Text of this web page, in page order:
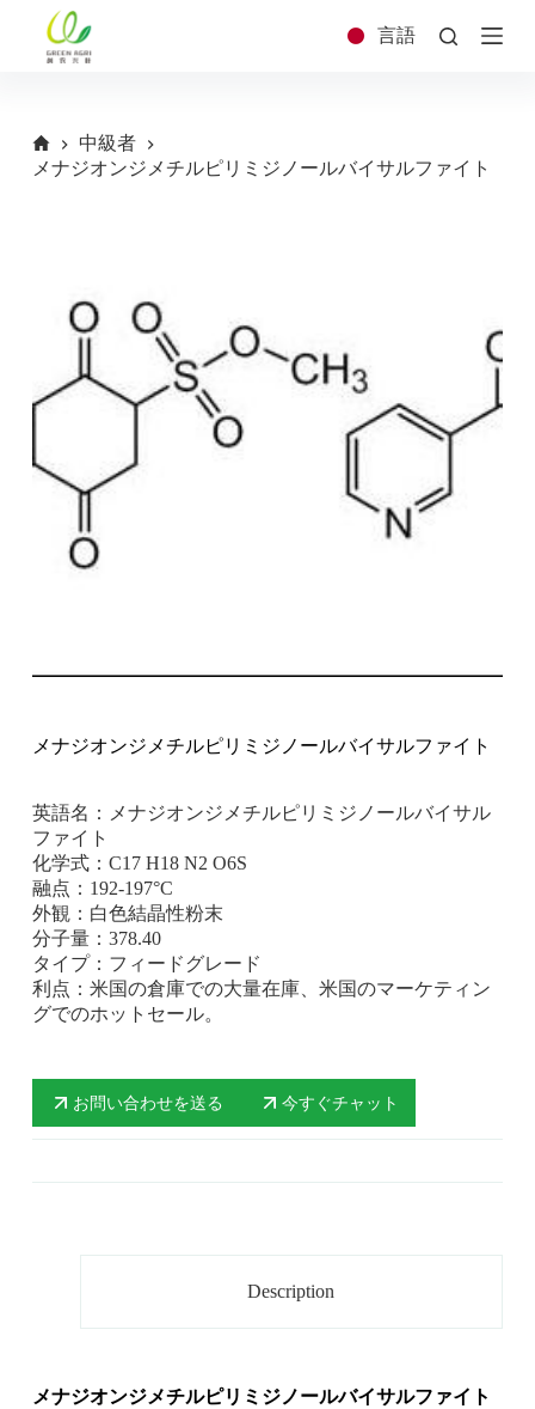
へ
ス
言語
中級者
メナジオンジメチルピリミジノールバイサルファイト
メナジオンジメチルピリミジノールバイサルファイト
英語名：メナジオンジメチルピリミジノールバイサル
ファイト
化学式：C17 H18 N2 O6S
融点：192-197°C
外観：白色結晶性粉末
分子量：378.40
タイプ：フィードグレード
利点：米国の倉庫での大量在庫、米国のマーケティン
グでのホットセール。
お問い合わせを送る 今すぐチャット
Description
メナジオンジメチルピリミジノールバイサルファイト